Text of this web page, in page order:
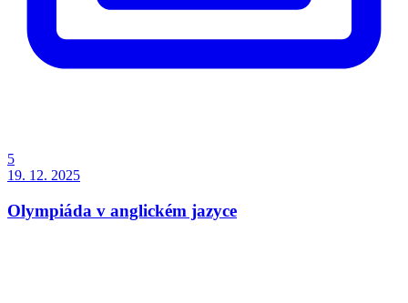
5
19. 12. 2025
Olympiáda v anglickém jazyce